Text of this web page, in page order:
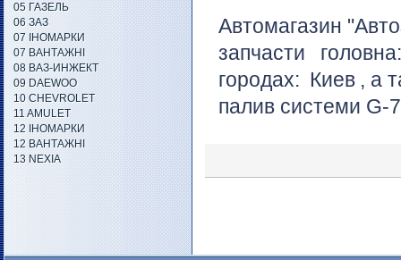
Автомагазин
запчасти
городах: Киев , а
палив системи G-
05 ГАЗЕЛЬ
06 ЗАЗ
07 ІНОМАРКИ
07 ВАНТАЖНІ
08 ВАЗ-ИНЖЕКТ
09 DAEWOO
10 CHEVROLET
11 AMULET
12 ІНОМАРКИ
12 ВАНТАЖНІ
13 NEXIA